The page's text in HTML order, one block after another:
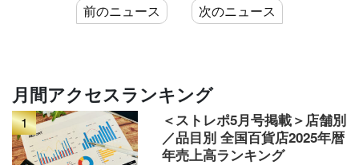
前のニュース 次のニュース
月間アクセスランキング
1
＜ストレポ5月号掲載＞店舗別
／品目別 全国百貨店2025年暦
年売上高ランキング